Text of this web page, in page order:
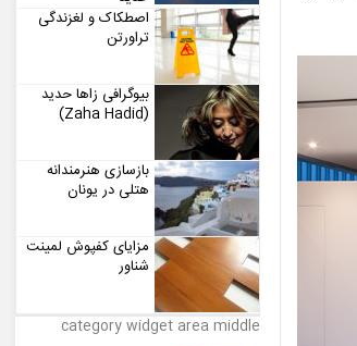
اصطکاک و لغزندگی
تراورتن
بیوگرافی زاها حدید
(Zaha Hadid)
بازسازی هنرمندانه
هتلی در یونان
مزایای کفپوش لمینت
شناور
category widget area middle